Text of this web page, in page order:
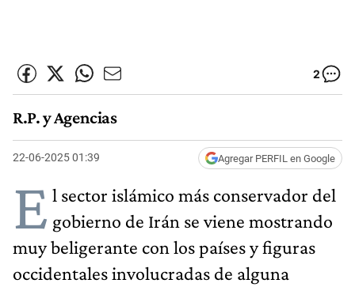
2
R.P. y Agencias
22-06-2025 01:39 Agregar PERFIL en Google
E l sector islámico más conservador del
gobierno de Irán se viene mostrando
muy beligerante con los países y figuras
occidentales involucradas de alguna